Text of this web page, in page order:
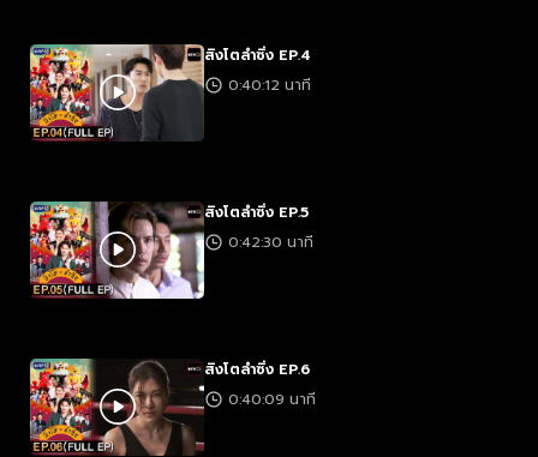
สิงโตลำซิ่ง EP.4
0:40:12 นาที
สิงโตลำซิ่ง EP.5
0:42:30 นาที
สิงโตลำซิ่ง EP.6
0:40:09 นาที